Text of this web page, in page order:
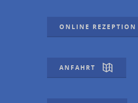
ONLINE REZEPTION
ANFAHRT